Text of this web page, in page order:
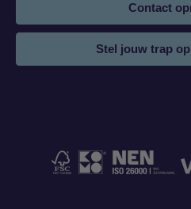
Contact
Stel jouw trap